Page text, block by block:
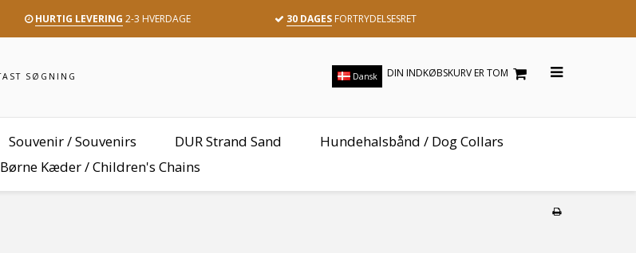
HURTIG LEVERING 2-3 HVERDAGE 30 DAGESFORTRYDELSESRET
Dansk DIN INDKØBSKURV ER TOM
Souvenir / Souvenirs DUR Strand Sand
Hundehalsbånd / Dog Collars
Børne Kæder / Children's Chains